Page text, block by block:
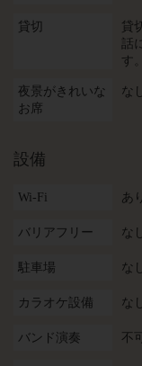
貸切
貸
話
す
夜景がきれいな
お席
な
設備
Wi-Fi あり
バリアフリー な
駐車場 な
カラオケ設備 な
バンド演奏 不可